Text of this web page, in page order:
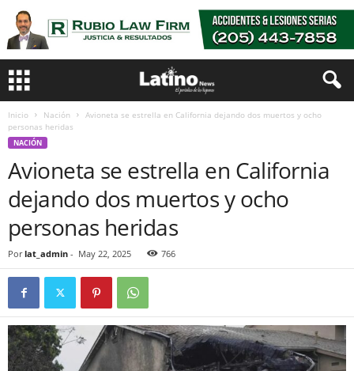
Inicio Nación
Avioneta se estrella en California dejando dos muertos y ocho
personas heridas
NACIÓN
Avioneta se estrella en California
dejando dos muertos y ocho
personas heridas
Por lat_admin - May 22, 2025 766